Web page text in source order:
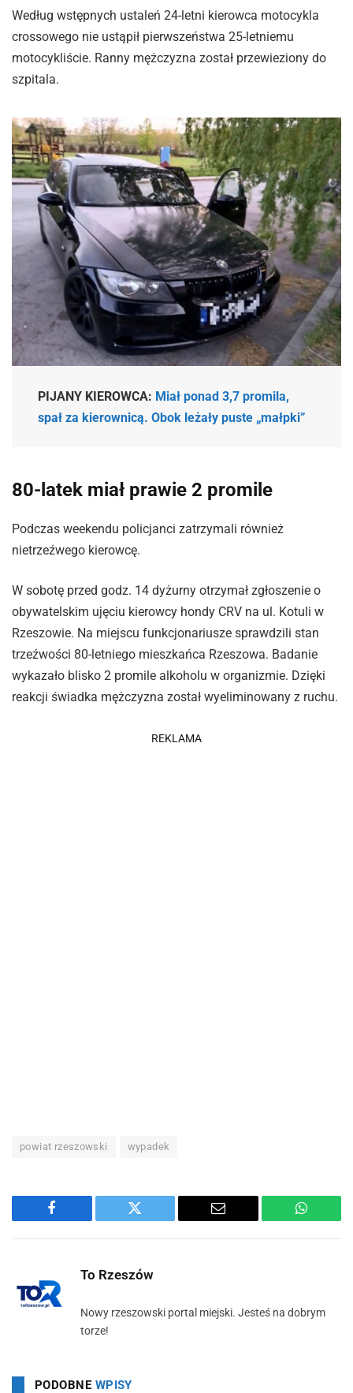
Według wstępnych ustaleń 24-letni kierowca motocykla
crossowego nie ustąpił pierwszeństwa 25-letniemu
motocykliście. Ranny mężczyzna został przewieziony do
szpitala.
PIJANY KIEROWCA: Miał ponad 3,7 promila,
spał za kierownicą. Obok leżały puste „małpki”
80-latek miał prawie 2 promile
Podczas weekendu policjanci zatrzymali również
nietrzeźwego kierowcę.
W sobotę przed godz. 14 dyżurny otrzymał zgłoszenie o
obywatelskim ujęciu kierowcy hondy CRV na ul. Kotuli w
Rzeszowie. Na miejscu funkcjonariusze sprawdzili stan
trzeźwości 80-letniego mieszkańca Rzeszowa. Badanie
wykazało blisko 2 promile alkoholu w organizmie. Dzięki
reakcji świadka mężczyzna został wyeliminowany z ruchu.
REKLAMA
powiat rzeszowski wypadek
Facebook Twitter Email
To Rzeszów
Nowy rzeszowski portal miejski. Jesteś na dobrym
torze!
PODOBNE WPISY